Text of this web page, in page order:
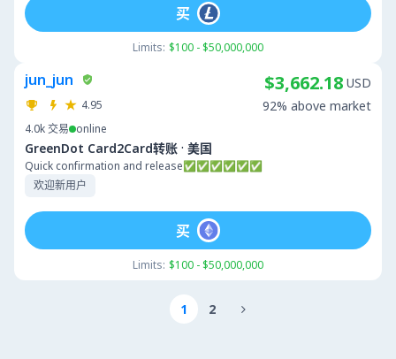
Limits: $100 - $50,000,000
买
jun_jun
4.95
4.0k交易 online
GreenDot Card2Card转账 · 美国
Quick confirmation and release✅✅✅✅✅✅
欢迎新用户
$3,662.18 USD
92% above market
Limits: $100 - $50,000,000
买
1 2 